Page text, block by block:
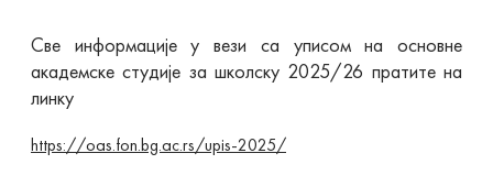
Све информације у вези са уписом на основне
академске студије за школску 2025/26 пратите на
линку
https://oas.fon.bg.ac.rs/upis-2025/